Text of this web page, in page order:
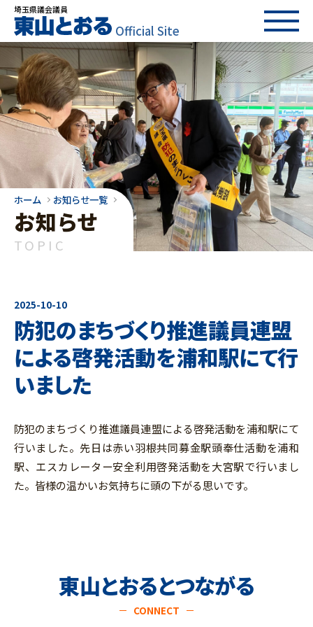
埼玉県議会議員
Official Site
ホーム お知らせ一覧
お知らせ
TOPIC
2025-10-10
防犯のまちづくり推進議員連盟
による啓発活動を浦和駅にて行
いました
防犯のまちづくり推進議員連盟による啓発活動を浦和駅にて
行いました。先日は赤い羽根共同募金駅頭奉仕活動を浦和
駅、エスカレーター安全利用啓発活動を大宮駅で行いまし
た。皆様の温かいお気持ちに頭の下がる思いです。
東山とおるとつながる
CONNECT